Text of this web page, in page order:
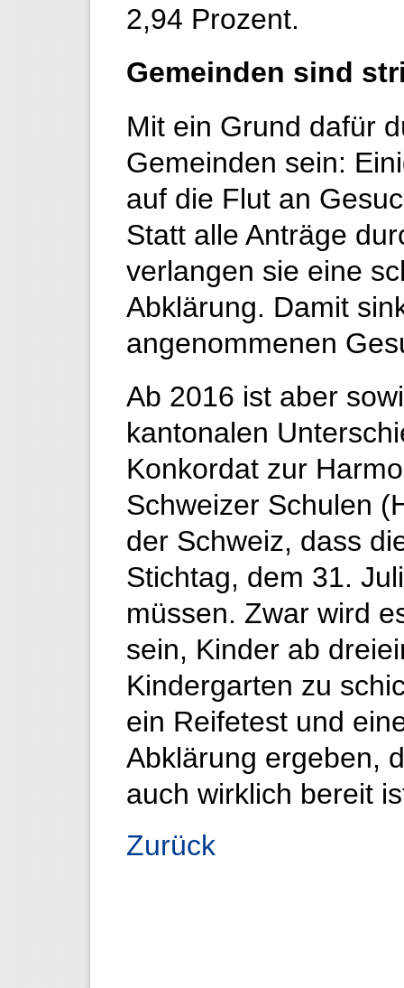
2,94 Prozent.
Gemeinden sind
Mit ein Grund dafür
Gemeinden sein:
auf die Flut an
Statt alle Anträge
verlangen sie eine
Abklärung. Damit
angenommenen
Ab 2016 ist aber
kantonalen
Konkordat zur
Schweizer Schulen
der Schweiz, dass
Stichtag, dem 31.
müssen. Zwar wird
sein, Kinder ab
Kindergarten zu
ein Reifetest und
Abklärung ergeben,
auch wirklich bereit
Zurück